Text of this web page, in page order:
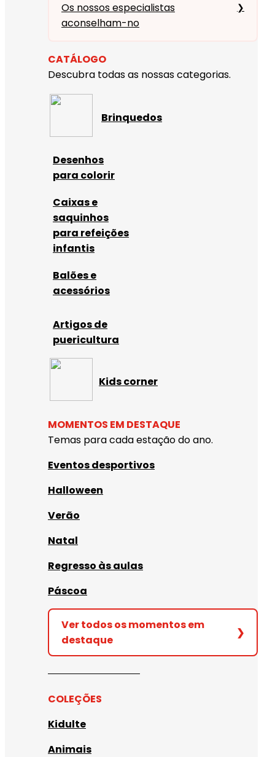
Os nossos especialistas
aconselham-no
❯
CATÁLOGO
Descubra todas as nossas categorias.
Brinquedos
Desenhos
para colorir
Caixas e
saquinhos
para refeições
infantis
Balões e
acessórios
Artigos de
puericultura
Kids corner
MOMENTOS EM DESTAQUE
Temas para cada estação do ano.
Eventos desportivos
Halloween
Verão
Natal
Regresso às aulas
Páscoa
Ver todos os momentos em
destaque
❯
COLEÇÕES
Kidulte
Animais